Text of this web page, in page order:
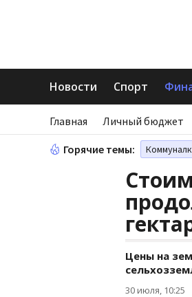
Новости Спорт
Главная Личный бюджет
Горячие темы:
Цены на
30 июля, 10:25